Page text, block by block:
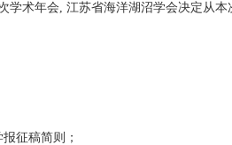
术年会, 江苏省海洋湖沼学会决定从
征稿简则；